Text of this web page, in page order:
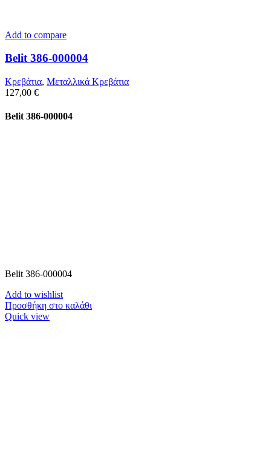
Add to compare
Belit 386-000004
Κρεβάτια, Μεταλλικά Κρεβάτια
127,00 €
Belit 386-000004
Belit 386-000004
Add to wishlist
Προσθήκη στο καλάθι
Quick view